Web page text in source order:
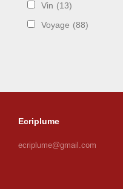
Vin (13)
Voyage (88)
Ecriplume
ecriplume@gmail.com